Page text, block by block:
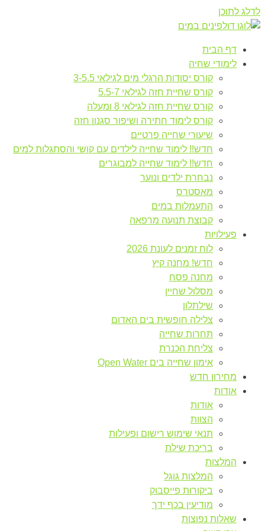
לדלג לתוכן
דף הבית
לימודי שחיה
קורס יסודות הרגלי מים לגילאי 3-5.5
קורס שחיית חזה לגילאי 5.5-7
קורס שחיית חזה לגילאי 8 ומעלה
קורס לימוד חתירה ושיפור סגנון חזה
שיעורי שחייה פרטיים
חדש!! לימוד שחייה לילדים עם קושי והסתגלות למים
חדש!! לימוד שחייה למבוגרים
נבחרת ילדים ונוער
מאסטרס
התעמלות במים
קבוצת תנועה מרפאה
פעילויות
לוח זמנים לעונת 2026
חדש! מחנה קיץ
מחנה פסח
מסלול שחיין
שילתלון
צלילה חופשית בים האדום
תחרות שחייה
צליחת הכנרת
אימון שחייה בים Open Water
מחירון חדש
אודות
אודות
הצוות
תנאי שימוש רישום ופעילות
בריכת שילת
המלצות
המלצות גוגל
ביקורות פייסבוק
מודיעין בכף ידך
שאלות נפוצות